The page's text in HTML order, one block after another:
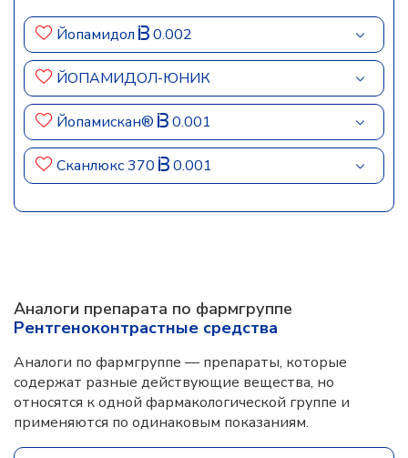
Йопамидол 0.002
ЙОПАМИДОЛ-ЮНИК
Йопамискан® 0.001
Сканлюкс 370 0.001
Аналоги препарата по фармгруппе
Рентгеноконтрастные средства
Аналоги по фармгруппе — препараты, которые
содержат разные действующие вещества, но
относятся к одной фармакологической группе и
применяются по одинаковым показаниям.